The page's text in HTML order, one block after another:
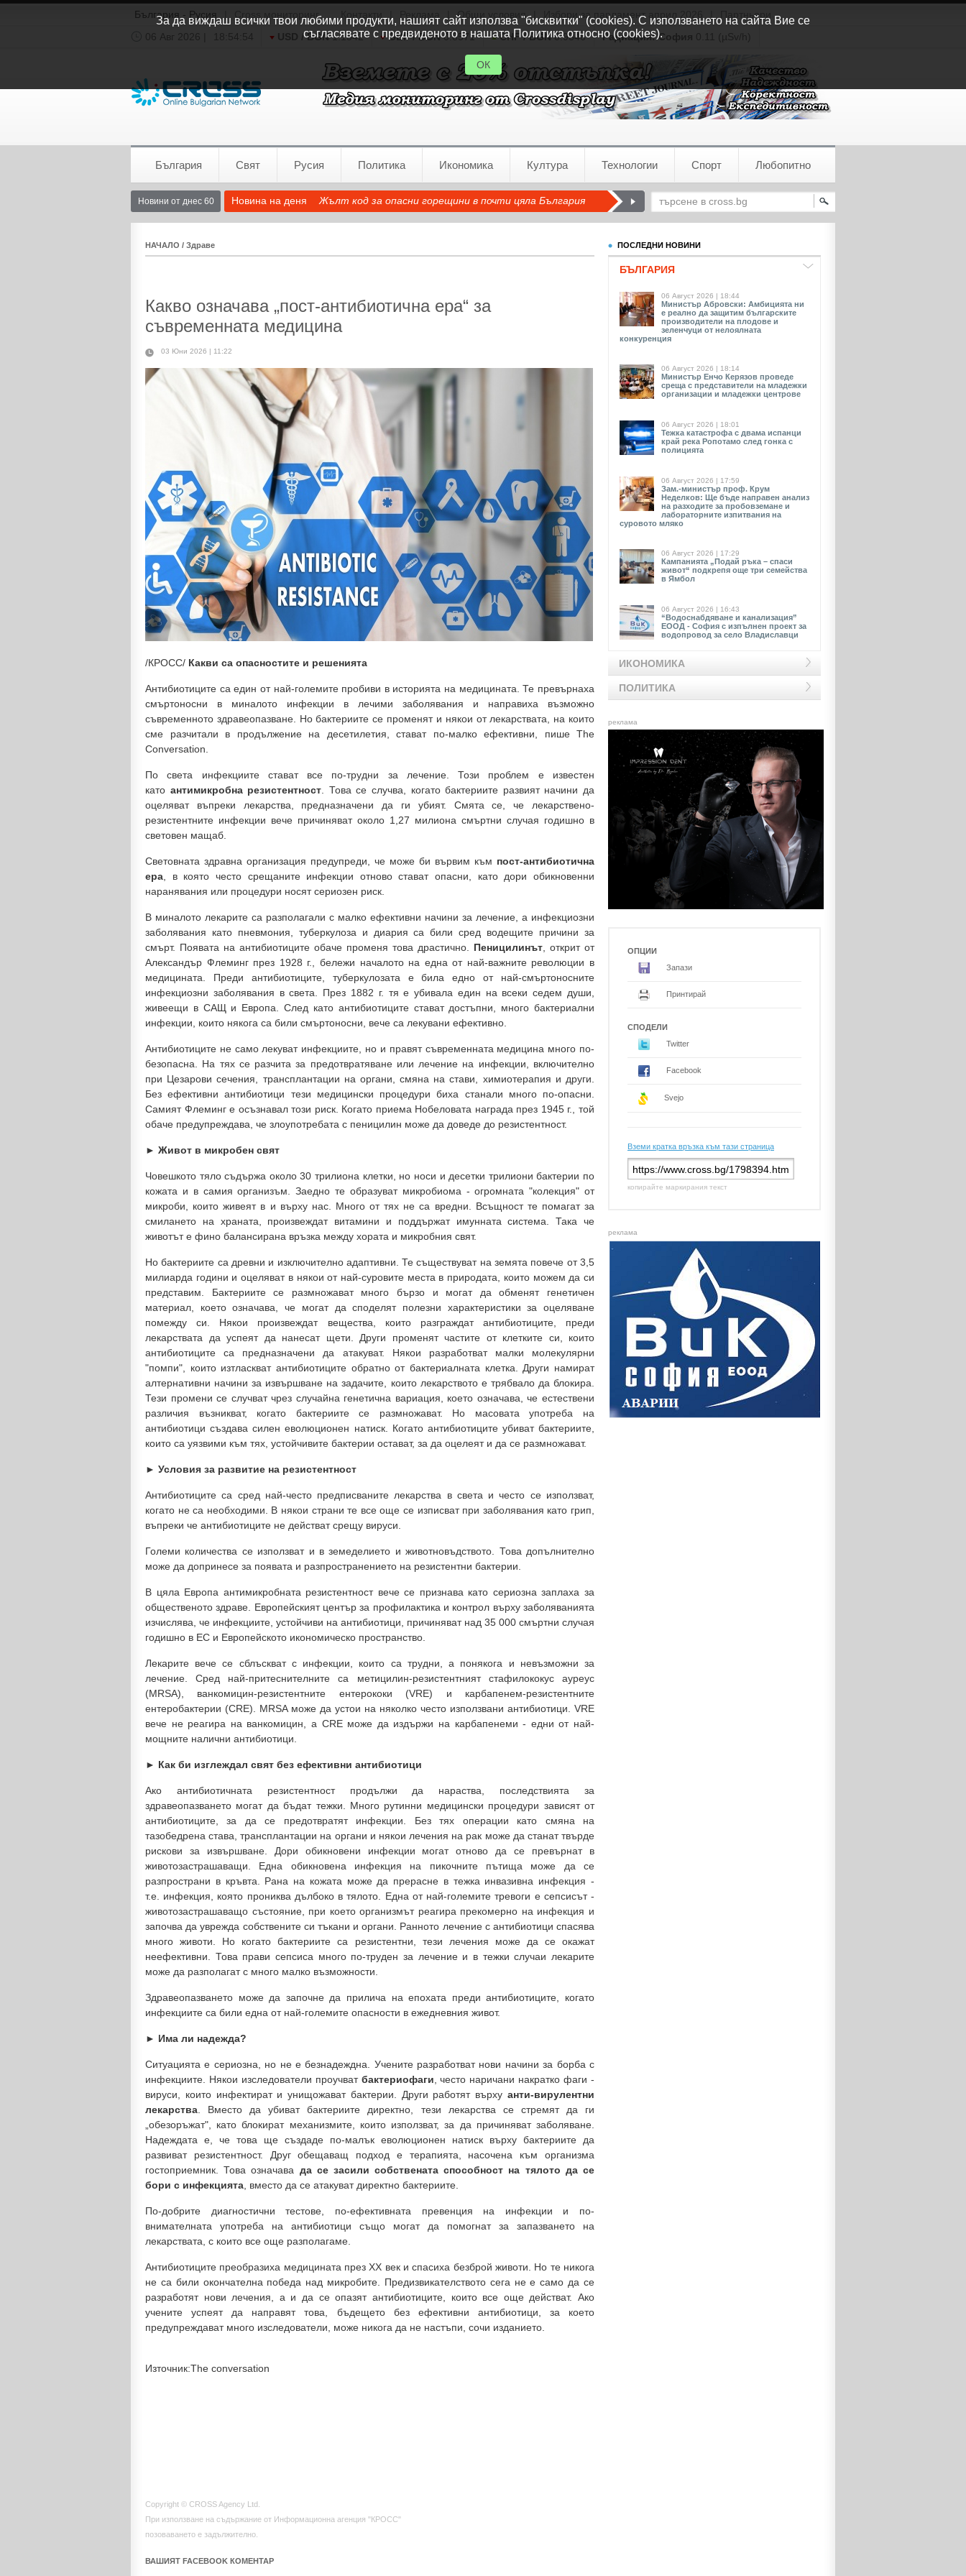
България - Русия Cross мониторинг Общи условия Избори за парламент април 2026
Партньори
06 Авг 2026 |
18:54:55 USD / BGN1.1542 GBP / BGN0.8571 CHF / BGN0.9346 Радиация:София 0.11 (µSv/h)
България Свят Русия Политика Икономика Култура Технологии Спорт Любопитно
Новини от днес 60 Новина на деня Жълт код за опасни горещини в почти цяла България
НАЧАЛО / Здраве
Какво означава „пост-антибиотична ера“ за
съвременната медицина
03 Юни 2026 | 11:22
/КРОСС/ Какви са опасностите и решенията
Антибиотиците са един от най-големите пробиви в историята на медицината. Те превърнаха
смъртоносни в миналото инфекции в лечими заболявания и направиха възможно
съвременното здравеопазване. Но бактериите се променят и някои от лекарствата, на които
сме разчитали в продължение на десетилетия, стават по-малко ефективни, пише The
Conversation.
По света инфекциите стават все по-трудни за лечение. Този проблем е известен
като антимикробна резистентност . Това се случва, когато бактериите развият начини да
оцеляват въпреки лекарства, предназначени да ги убият. Смята се, че лекарствено-
резистентните инфекции вече причиняват около 1,27 милиона смъртни случая годишно в
световен мащаб.
Световната здравна организация предупреди, че може би вървим към пост-антибиотична
ера , в която често срещаните инфекции отново стават опасни, като дори обикновенни
наранявания или процедури носят сериозен риск.
В миналото лекарите са разполагали с малко ефективни начини за лечение, а инфекциозни
заболявания като пневмония, туберкулоза и диария са били сред водещите причини за
смърт. Появата на антибиотиците обаче променя това драстично. Пеницилинът , открит от
Александър Флеминг през 1928 г., бележи началото на една от най-важните революции в
медицината. Преди антибиотиците, туберкулозата е била едно от най-смъртоносните
инфекциозни заболявания в света. През 1882 г. тя е убивала един на всеки седем души,
живеещи в САЩ и Европа. След като антибиотиците стават достъпни, много бактериални
инфекции, които някога са били смъртоносни, вече са лекувани ефективно.
Антибиотиците не само лекуват инфекциите, но и правят съвременната медицина много по-
безопасна. На тях се разчита за предотвратяване или лечение на инфекции, включително
при Цезарови сечения, трансплантации на органи, смяна на стави, химиотерапия и други.
Без ефективни антибиотици тези медицински процедури биха станали много по-опасни.
Самият Флеминг е осъзнавал този риск. Когато приема Нобеловата награда през 1945 г., той
обаче предупреждава, че злоупотребата с пеницилин може да доведе до резистентност.
► Живот в микробен свят
Човешкото тяло съдържа около 30 трилиона клетки, но носи и десетки трилиони бактерии по
кожата и в самия организъм. Заедно те образуват микробиома - огромната "колекция" от
микроби, които живеят в и върху нас. Много от тях не са вредни. Всъщност те помагат за
смилането на храната, произвеждат витамини и поддържат имунната система. Така че
животът е фино балансирана връзка между хората и микробния свят.
Но бактериите са древни и изключително адаптивни. Те съществуват на земята повече от 3,5
милиарда години и оцеляват в някои от най-суровите места в природата, които можем да си
представим. Бактериите се размножават много бързо и могат да обменят генетичен
материал, което означава, че могат да споделят полезни характеристики за оцеляване
помежду си. Някои произвеждат вещества, които разграждат антибиотиците, преди
лекарствата да успеят да нанесат щети. Други променят частите от клетките си, които
антибиотиците са предназначени да атакуват. Някои разработват малки молекулярни
"помпи", които изтласкват антибиотиците обратно от бактериалната клетка. Други намират
алтернативни начини за извършване на задачите, които лекарството е трябвало да блокира.
Тези промени се случват чрез случайна генетична вариация, което означава, че естествени
различия възникват, когато бактериите се размножават. Но масовата употреба на
антибиотици създава силен еволюционен натиск. Когато антибиотиците убиват бактериите,
които са уязвими към тях, устойчивите бактерии остават, за да оцелеят и да се размножават.
► Условия за развитие на резистентност
Антибиотиците са сред най-често предписваните лекарства в света и често се използват,
когато не са необходими. В някои страни те все още се изписват при заболявания като грип,
въпреки че антибиотиците не действат срещу вируси.
Големи количества се използват и в земеделието и животновъдството. Това допълнително
може да допринесе за появата и разпространението на резистентни бактерии.
В цяла Европа антимикробната резистентност вече се признава като сериозна заплаха за
общественото здраве. Европейският център за профилактика и контрол върху заболяванията
изчислява, че инфекциите, устойчиви на антибиотици, причиняват над 35 000 смъртни случая
годишно в ЕС и Европейското икономическо пространство.
Лекарите вече се сблъскват с инфекции, които са трудни, а понякога и невъзможни за
лечение. Сред най-притеснителните са метицилин-резистентният стафилококус ауреус
(MRSA), ванкомицин-резистентните ентерококи (VRE) и карбапенем-резистентните
ентеробактерии (CRE). MRSA може да устои на няколко често използвани антибиотици. VRE
вече не реагира на ванкомицин, а CRE може да издържи на карбапенеми - едни от най-
мощните налични антибиотици.
► Как би изглеждал свят без ефективни антибиотици
Ако антибиотичната резистентност продължи да нараства, последствията за
здравеопазването могат да бъдат тежки. Много рутинни медицински процедури зависят от
антибиотиците, за да се предотвратят инфекции. Без тях операции като смяна на
тазобедрена става, трансплантации на органи и някои лечения на рак може да станат твърде
рискови за извършване. Дори обикновени инфекции могат отново да се превърнат в
животозастрашаващи. Една обикновена инфекция на пикочните пътища може да се
разпространи в кръвта. Рана на кожата може да прерасне в тежка инвазивна инфекция -
т.е. инфекция, която прониква дълбоко в тялото. Една от най-големите тревоги е сепсисът -
животозастрашаващо състояние, при което организмът реагира прекомерно на инфекция и
започва да уврежда собствените си тъкани и органи. Ранното лечение с антибиотици спасява
много животи. Но когато бактериите са резистентни, тези лечения може да се окажат
неефективни. Това прави сепсиса много по-труден за лечение и в тежки случаи лекарите
може да разполагат с много малко възможности.
Здравеопазването може да започне да прилича на епохата преди антибиотиците, когато
инфекциите са били една от най-големите опасности в ежедневния живот.
► Има ли надежда?
Ситуацията е сериозна, но не е безнадеждна. Учените разработват нови начини за борба с
инфекциите. Някои изследователи проучват бактериофаги , често наричани накратко фаги -
вируси, които инфектират и унищожават бактерии. Други работят върху анти-вирулентни
лекарства . Вместо да убиват бактериите директно, тези лекарства се стремят да ги
„обезоръжат", като блокират механизмите, които използват, за да причиняват заболяване.
Надеждата е, че това ще създаде по-малък еволюционен натиск върху бактериите да
развиват резистентност. Друг обещаващ подход е терапията, насочена към организма
гостоприемник. Това означава да се засили собствената способност на тялото да се
бори с инфекцията , вместо да се атакуват директно бактериите.
По-добрите диагностични тестове, по-ефективната превенция на инфекции и по-
внимателната употреба на антибиотици също могат да помогнат за запазването на
лекарствата, с които все още разполагаме.
Антибиотиците преобразиха медицината през XX век и спасиха безброй животи. Но те никога
не са били окончателна победа над микробите. Предизвикателството сега не е само да се
разработят нови лечения, а и да се опазят антибиотиците, които все още действат. Ако
учените успеят да направят това, бъдещето без ефективни антибиотици, за което
предупреждават много изследователи, може никога да не настъпи, сочи изданието.
Източник:The conversation
Copyright © CROSS Agency Ltd.
При използване на съдържание от Информационна агенция "КРОСС"
позоваването е задължително.
ВАШИЯТ FACEBOOK КОМЕНТАР
ПОСЛЕДНИ НОВИНИ
БЪЛГАРИЯ
06 Август 2026 | 18:44
Министър Абровски: Амбицията ни
е реално да защитим българските
производители на плодове и
зеленчуци от нелоялната
конкуренция
06 Август 2026 | 18:14
Министър Енчо Керязов проведе
среща с представители на младежки
организации и младежки центрове
06 Август 2026 | 18:01
Тежка катастрофа с двама испанци
край река Ропотамо след гонка с
полицията
06 Август 2026 | 17:59
Зам.-министър проф. Крум
Неделков: Ще бъде направен анализ
на разходите за пробовземане и
лабораторните изпитвания на
суровото мляко
06 Август 2026 | 17:29
Кампанията „Подай ръка – спаси
живот“ подкрепя още три семейства
в Ямбол
06 Август 2026 | 16:43
“Водоснабдяване и канализация”
ЕООД - София с изпълнен проект за
водопровод за село Владиславци
ИКОНОМИКА
ПОЛИТИКА
реклама
ОПЦИИ
Запази
Принтирай
СПОДЕЛИ
Twitter
Facebook
Svejo
Вземи кратка връзка към тази страница
копирайте маркирания текст
реклама
За да виждаш всички твои любими продукти, нашият сайт използва "бисквитки" (cookies). С използването на сайта Вие се
съгласявате с предвиденото в нашата Политика относно (cookies).
ОК